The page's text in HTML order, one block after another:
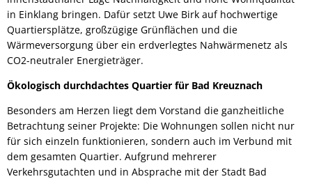
in Einklang bringen. Dafür setzt Uwe Birk auf hochwertige
Quartiersplätze, großzügige Grünflächen und die
Wärmeversorgung über ein erdverlegtes Nahwärmenetz als
CO2-neutraler Energieträger.
Ökologisch durchdachtes Quartier für Bad Kreuznach
Besonders am Herzen liegt dem Vorstand die ganzheitliche
Betrachtung seiner Projekte: Die Wohnungen sollen nicht nur
für sich einzeln funktionieren, sondern auch im Verbund mit
dem gesamten Quartier. Aufgrund mehrerer
Verkehrsgutachten und in Absprache mit der Stadt Bad